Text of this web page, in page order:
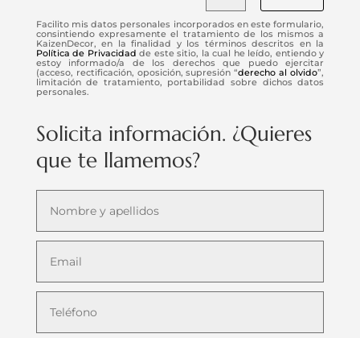
Facilito mis datos personales incorporados en este formulario,
consintiendo expresamente el tratamiento de los mismos a
KaizenDecor, en la finalidad y los términos descritos en la
Política de Privacidad de este sitio, la cual he leído, entiendo y
estoy informado/a de los derechos que puedo ejercitar
(acceso, rectificación, oposición, supresión “derecho al olvido”,
limitación de tratamiento, portabilidad sobre dichos datos
personales.
Solicita información. ¿Quieres
que te llamemos?